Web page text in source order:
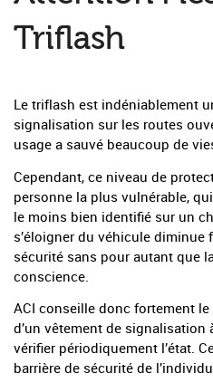
Triflash
Le triflash est indéniablement
signalisation sur les routes
usage a sauvé beaucoup de
Cependant, ce niveau de
personne la plus vulnérable,
le moins bien identifié sur un
s’éloigner du véhicule diminue
sécurité sans pour autant que
conscience.
ACI conseille donc fortement
d’un vêtement de signalisation
vérifier périodiquement l’état.
barrière de sécurité de